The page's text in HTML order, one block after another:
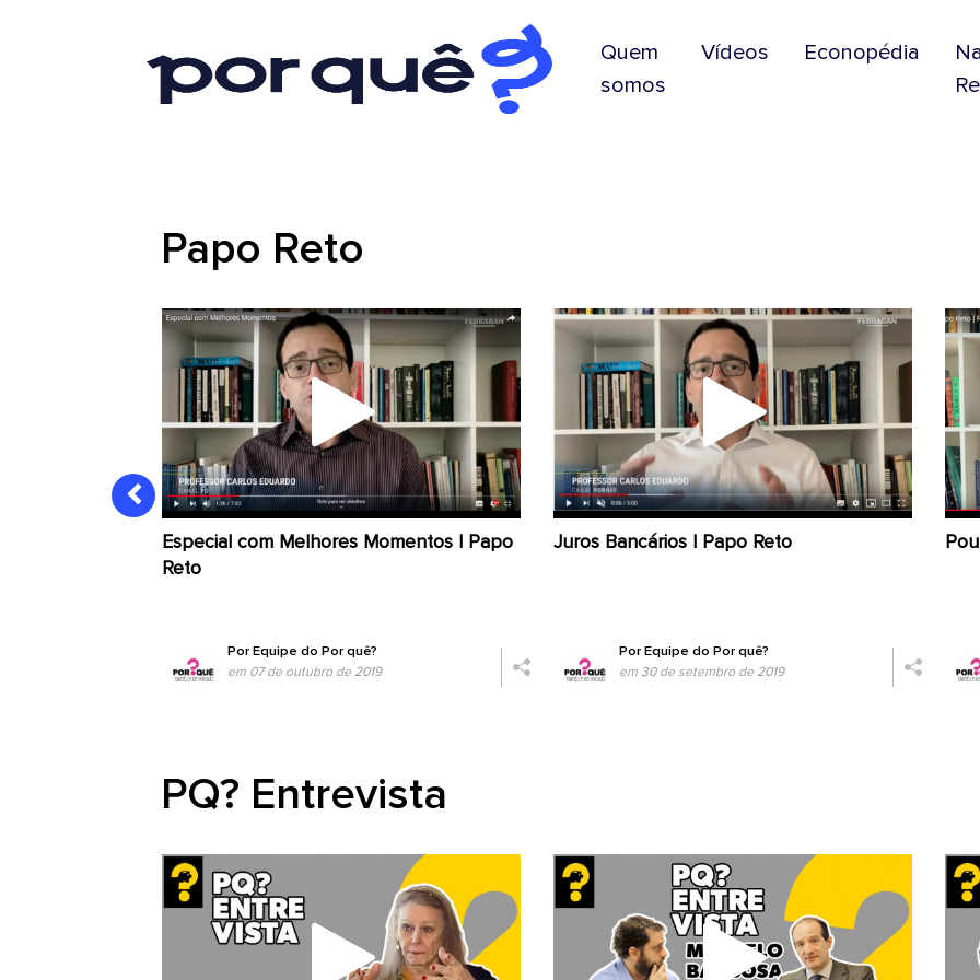
Quem
somos
Vídeos Econopédia
Papo Reto
Especial com Melhores Momentos | Papo
Reto
PorEquipe do Por quê?
em 07 de outubro de 2019
Juros Bancários | Papo Reto
PorEquipe do Por quê?
em 30 de setembro de 2019
PQ? Entrevista